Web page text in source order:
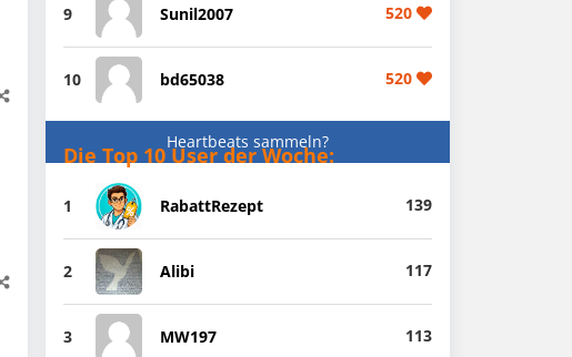
9 Sunil2007 520
10 bd65038 520
Heartbeats sammeln?
Die Top 10 User der Woche:
1 RabattRezept 139
2 Alibi 117
3 MW197 113